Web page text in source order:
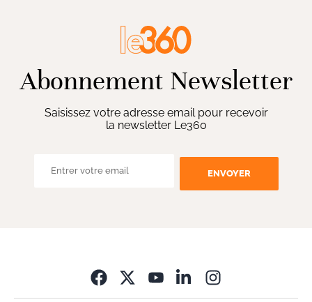
Abonnement Newsletter
Saisissez votre adresse email pour recevoir
la newsletter Le360
ENVOYER